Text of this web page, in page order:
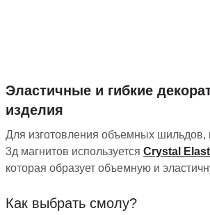
Эластичные и гибкие
изделия
Для изготовления объемных шильдов,
3д магнитов используется Сrystal
которая образует объемную и
Как выбрать смолу?